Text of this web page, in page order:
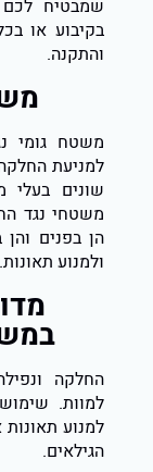
שמבטיח
בקיבוע או
והתקנה.
משטח גומי
למניעת
שונים
משטחי נגד
הן בפנים
ולמנוע תאונות.
החלקה
למוות.
למנוע
הגילאים.